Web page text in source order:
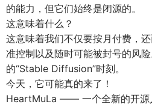
的能力，但它们始终是闭源的。
这意味着什么？
这意味着我们不仅要按月付费，
准控制以及随时可能被封号的风
的“Stable Diffusion”时刻。
今天，它可能真的来了！
HeartMuLa —— 一个全新的开源